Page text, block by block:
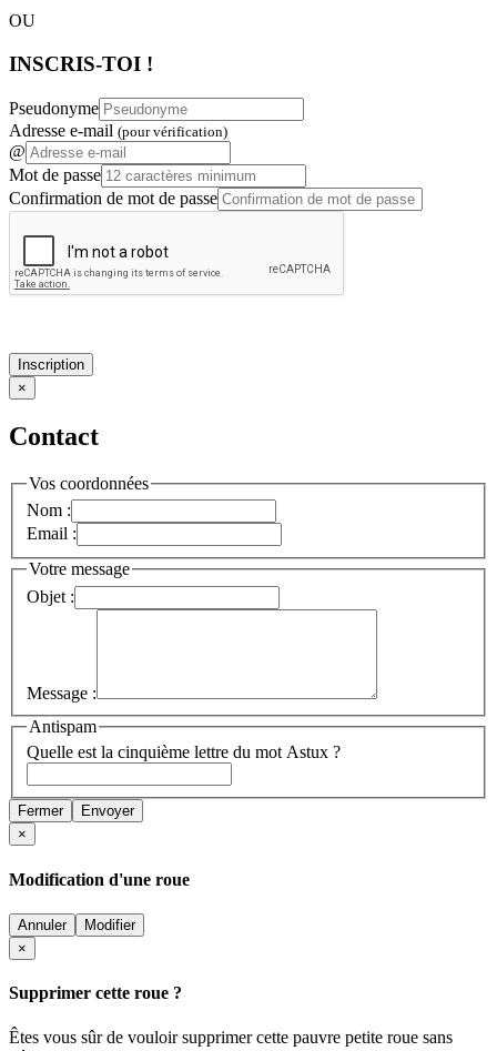
OU
INSCRIS-TOI !
Pseudonyme
Adresse e-mail (pour vérification)
@
Mot de passe
Confirmation de mot de passe
Inscription
×
Contact
Vos coordonnées
Nom :
Email :
Votre message
Objet :
Message :
Antispam
Quelle est la cinquième lettre du mot Astux ?
Fermer
Envoyer
×
Modification d'une roue
Annuler
Modifier
×
Supprimer cette roue ?
Êtes vous sûr de vouloir supprimer cette pauvre petite roue sans